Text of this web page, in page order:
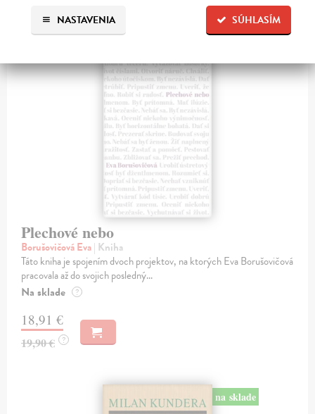
SÚHLASÍM
NASTAVENIA
24,50 €
Plechové nebo
Borušovičová Eva| Kniha
Táto kniha je spojením dvoch projektov, na ktorých Eva Borušovičová
pracovala až do svojich posledný...
Na sklade ?
18,91 €
19,90 € ?
na sklade